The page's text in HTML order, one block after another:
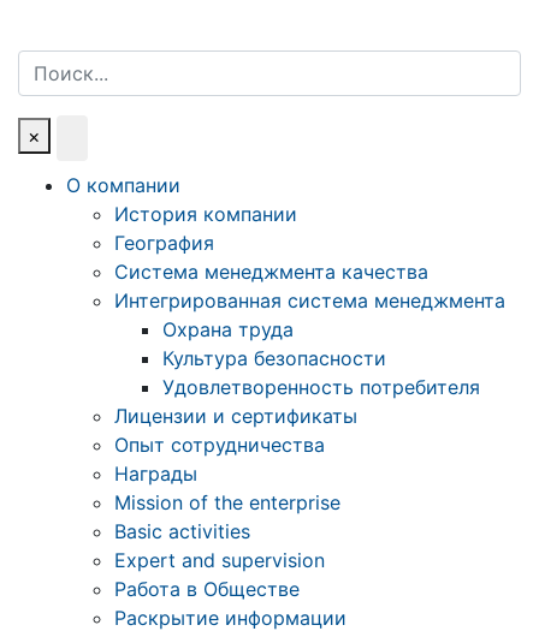
Поиск
×
О компании
История компании
География
Система менеджмента качества
Интегрированная система менеджмента
Охрана труда
Культура безопасности
Удовлетворенность потребителя
Лицензии и сертификаты
Опыт сотрудничества
Награды
Mission of the enterprise
Basic activities
Expert and supervision
Работа в Обществе
Раскрытие информации